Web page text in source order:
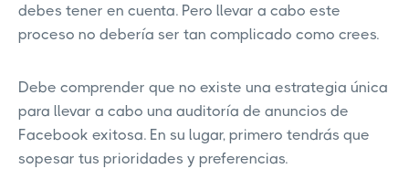
debes tener en cuenta. Pero llevar a cabo este
proceso no debería ser tan complicado como crees.
Debe comprender que no existe una estrategia única
para llevar a cabo una auditoría de anuncios de
Facebook exitosa. En su lugar, primero tendrás que
sopesar tus prioridades y preferencias.